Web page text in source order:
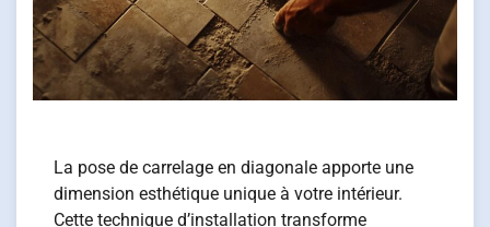
La pose de carrelage en diagonale apporte une
dimension esthétique unique à votre intérieur.
Cette technique d’installation transforme